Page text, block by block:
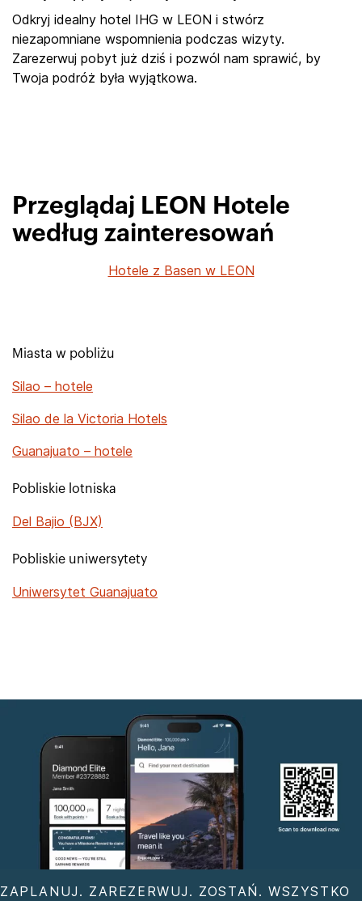
Odkryj idealny hotel IHG w LEON i stwórz
niezapomniane wspomnienia podczas wizyty.
Zarezerwuj pobyt już dziś i pozwól nam sprawić, by
Twoja podróż była wyjątkowa.
Przeglądaj LEON Hotele
według zainteresowań
Hotele z Basen w LEON
Miasta w pobliżu
Silao – hotele
Silao de la Victoria Hotels
Guanajuato – hotele
Pobliskie lotniska
Del Bajio (BJX)
Pobliskie uniwersytety
Uniwersytet Guanajuato
ZAPLANUJ. ZAREZERWUJ. ZOSTAŃ. WSZYSTKO